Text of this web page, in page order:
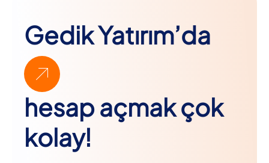
Gedik Yatırım’da
hesap açmak çok
kolay!